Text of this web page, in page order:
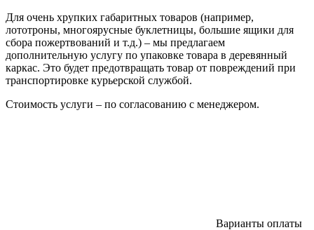
Для очень хрупких габаритных товаров (например,
лототроны, многоярусные буклетницы, большие ящики для
сбора пожертвований и т.д.) – мы предлагаем
дополнительную услугу по упаковке товара в деревянный
каркас. Это будет предотвращать товар от повреждений при
транспортировке курьерской службой.
Стоимость услуги – по согласованию с менеджером.
Варианты оплаты